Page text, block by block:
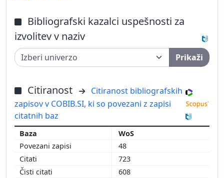
Bibliografski kazalci uspešnosti za
izvolitev v naziv
Prikaži
Citiranost
Citiranost bibliografskih
zapisov v COBIB.SI, ki so povezani z zapisi
citatnih baz
WoS
48
723
608